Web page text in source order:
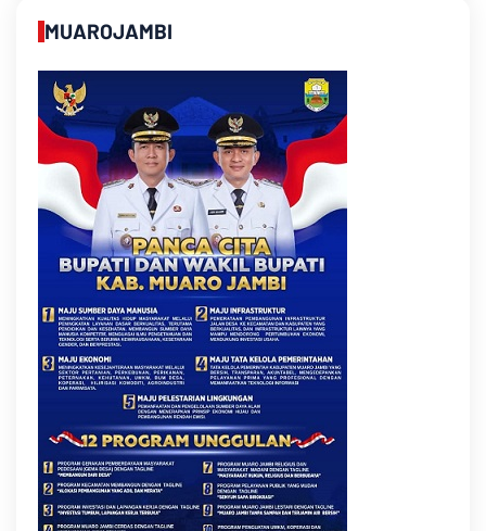
MUAROJAMBI